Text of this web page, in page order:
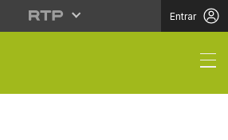
Entrar
Leiria